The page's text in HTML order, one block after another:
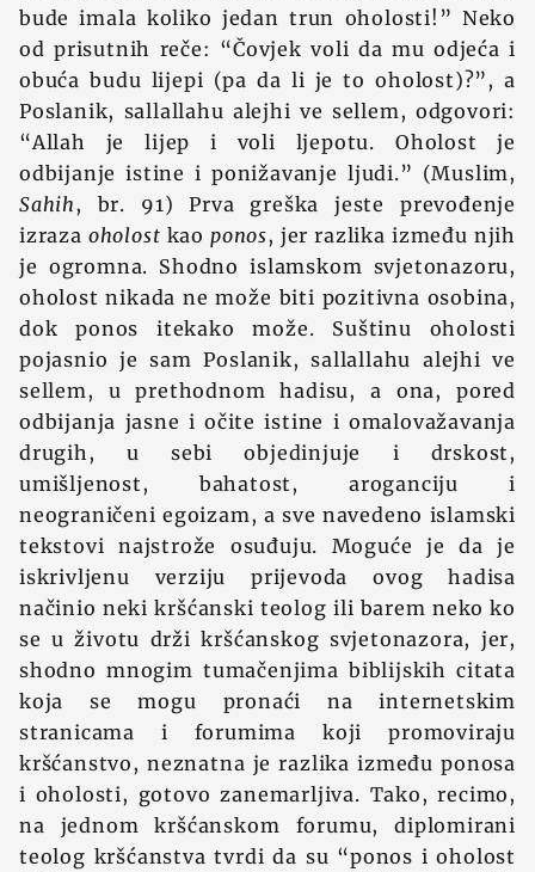
bude imala koliko jedan trun oholosti!” Neko
od prisutnih reče: “Čovjek voli da mu odjeća i
obuća budu lijepi (pa da li je to oholost)?”, a
Poslanik, sallallahu alejhi ve sellem, odgovori:
“Allah je lijep i voli ljepotu. Oholost je
odbijanje istine i ponižavanje ljudi.” (Muslim,
Sahih, br. 91) Prva greška jeste prevođenje
izraza oholost kao ponos, jer razlika između njih
je ogromna. Shodno islamskom svjetonazoru,
oholost nikada ne može biti pozitivna osobina,
dok ponos itekako može. Suštinu oholosti
pojasnio je sam Poslanik, sallallahu alejhi ve
sellem, u prethodnom hadisu, a ona, pored
odbijanja jasne i očite istine i omalovažavanja
drugih, u sebi objedinjuje i drskost,
umišljenost, bahatost, aroganciju i
neograničeni egoizam, a sve navedeno islamski
tekstovi najstrože osuđuju. Moguće je da je
iskrivljenu verziju prijevoda ovog hadisa
načinio neki kršćanski teolog ili barem neko ko
se u životu drži kršćanskog svjetonazora, jer,
shodno mnogim tumačenjima biblijskih citata
koja se mogu pronaći na internetskim
stranicama i forumima koji promoviraju
kršćanstvo, neznatna je razlika između ponosa
i oholosti, gotovo zanemarljiva. Tako, recimo,
na jednom kršćanskom forumu, diplomirani
teolog kršćanstva tvrdi da su “ponos i oholost